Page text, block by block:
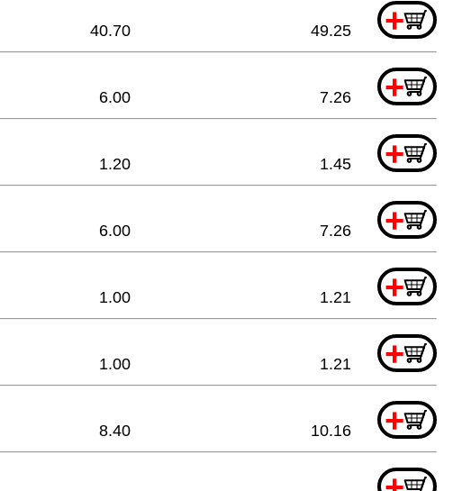
+
40.70 49.25
+
6.00 7.26
+
1.20 1.45
+
6.00 7.26
+
1.00 1.21
+
1.00 1.21
+
8.40 10.16